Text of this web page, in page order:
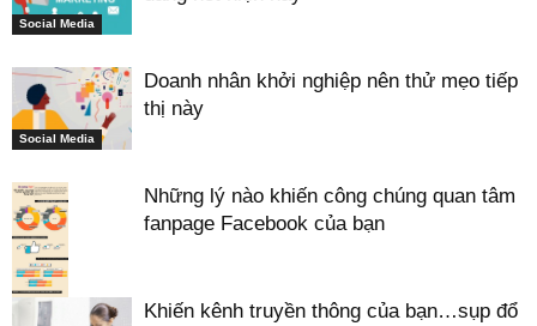
Social Media
Social Media
Doanh nhân khởi nghiệp nên thử mẹo tiếp
thị này
Những lý nào khiến công chúng quan tâm
fanpage Facebook của bạn
Khiến kênh truyền thông của bạn…sụp đổ